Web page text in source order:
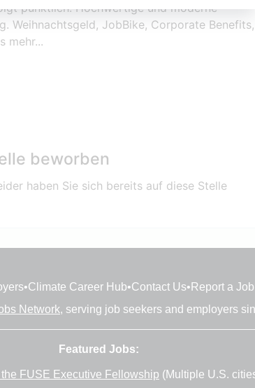
pünktlich. Hochwertige und moderne
Weihnachtsgeld, JobBike, Corporate Benefits,
mehr...
beworben
haben Sie sich bereits auf diese Stelle
•Climate Career Hub•Contact Us• Report a Job
Network, serving job seekers and employers
Featured Jobs:
FUSE Executive Fellowship (Multiple U.S.